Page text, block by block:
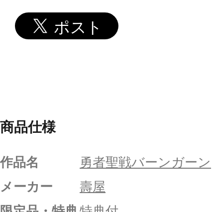
商品仕様
作品名
勇者聖戦バーンガーン
メーカー
壽屋